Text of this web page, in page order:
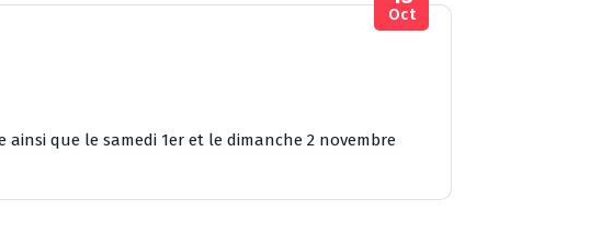
Oct
ainsi que le samedi 1er et le dimanche 2 novembre